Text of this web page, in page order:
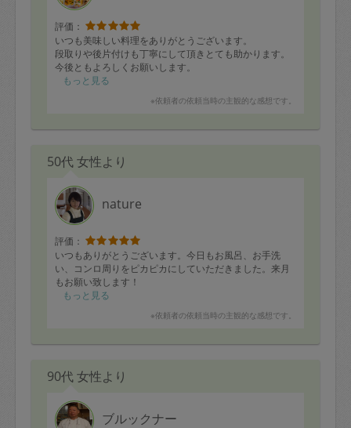
評価：
いつも美味しい料理をありがとうございます。
段取りや後片付けも丁寧にして頂きとても助かります。
今後ともよろしくお願いします。
もっと見る
※依頼者の依頼当時の主観的な感想です。
50代 女性より
nature
評価：
いつもありがとうございます。今日もお風呂、お手洗
い、コンロ周りをピカピカにしていただきました。来月
もお願い致します！
もっと見る
※依頼者の依頼当時の主観的な感想です。
90代 女性より
ブルックナー